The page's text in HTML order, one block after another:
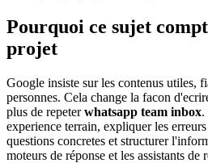
Pourquoi ce sujet
projet
Google insiste sur les contenus utiles,
personnes. Cela change la facon
plus de repeterwhatsapp team inbox.
experience terrain, expliquer les
questions concretes et structurer
moteurs de réponse et les assistants de